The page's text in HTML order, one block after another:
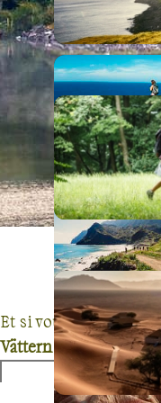
Et si vous vous
Vättern et le Vänern
splendides